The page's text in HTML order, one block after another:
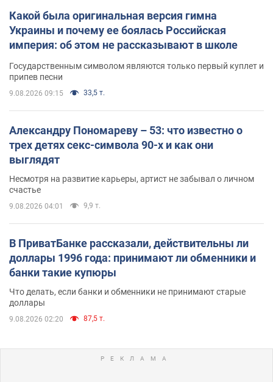
Какой была оригинальная версия гимна
Украины и почему ее боялась Российская
империя: об этом не рассказывают в школе
Государственным символом являются только первый куплет и
припев песни
9.08.2026 09:15 33,5 т.
Александру Пономареву – 53: что известно о
трех детях секс-символа 90-х и как они
выглядят
Несмотря на развитие карьеры, артист не забывал о личном
счастье
9.08.2026 04:01 9,9 т.
В ПриватБанке рассказали, действительны ли
доллары 1996 года: принимают ли обменники и
банки такие купюры
Что делать, если банки и обменники не принимают старые
доллары
9.08.2026 02:20 87,5 т.